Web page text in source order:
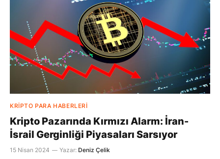
KRIPTO PARA HABERLERI
Kripto Pazarında Kırmızı Alarm: İran-
İsrail Gerginliği Piyasaları Sarsıyor
15 Nisan 2024 Yazar: Deniz Çelik